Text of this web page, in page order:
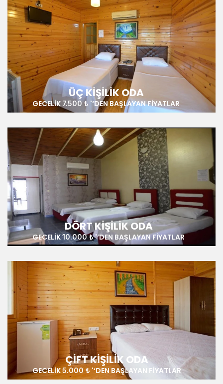
ÜÇ KIŞILIK ODA
GECELIK 7.500 ₺ '‘DEN BAŞLAYAN FIYATLAR
DÖRT KIŞILIK ODA
GECELIK10.000 ₺'‘DEN BAŞLAYAN FIYATLAR
ÇIFT KIŞILIK ODA
GECELIK5.000 ₺ '‘DEN BAŞLAYAN FIYATLAR